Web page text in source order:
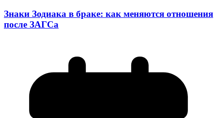
Знаки Зодиака в браке: как меняются отношения
после ЗАГСа